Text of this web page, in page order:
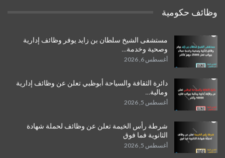
وظائف حكومية
مستشفى الشيخ سلطان بن زايد يوفر وظائف إدارية
وصحية وخدمة…
أغسطس 6, 2026
دائرة الثقافة والسياحة أبوظبي تعلن عن وظائف إدارية
ومالية…
أغسطس 5, 2026
شرطة رأس الخيمة تعلن عن وظائف لحملة شهادة
الثانوية فما فوق
أغسطس 5, 2026